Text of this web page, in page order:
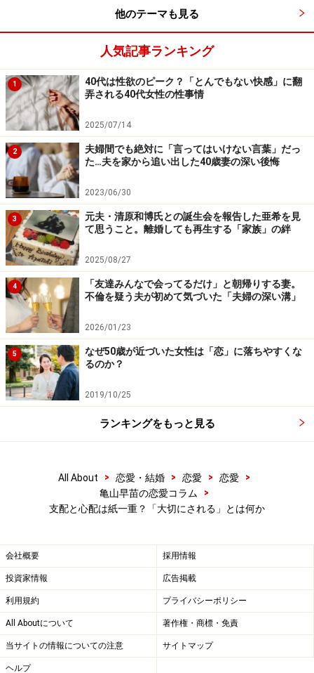
大切にしてくれるってことなんじゃない？』って。
結婚をはじめとする社会制度にすんなり溶け込める彼
と、“それが当たり前”ということにいちいちひっかかっ
てしまう私。その構図は自分でも理解しているんです。
でもそれと『彼に大切にされている』こととは別だと思
ってる。でも、友だちにそう言われるとそうなのかなと
気持ちが揺れてしまって……。私は大切にされていないの
か、と」
結婚したら女性が姓を変えるものだと思い込んでいた彼
の不勉強はともかくとして、相手を大事だと思うならす
べて相手の意見を聞き入れる、というものでもないと思
う。彼には彼の事情や意見があるはずだから。そこをい
かにすりあわせていくかが、相手を大切に思っているか
否かにつながるのではないだろうか。
他人から見れば「大切にされている」こと
が息苦しい
「彼は私のことをときどき『我が強すぎる』と言うんで
も思う。私は私という気持ちが強いのは自分でもわかっ
ているから。
私も会社員なので、なんとなくやりづらいなと思いなが
らも周りに合わせることは多々あります。仕事などで気
になることがあって彼に愚痴ると、彼は心配してその
他のテーマも見る
人気記事ランキング
1
40代は性欲のピーク？「とんでもない快感」に翻
弄される40代女性の性事情
2025/07/14
2
夫婦間でも絶対に「言ってはいけない言葉」だっ
た…夫を家から追い出した40歳妻の深い後悔
2023/06/30
3
元夫・清原和博氏との誕生会を報告した亜希を見
て思うこと。離婚しても再生する「家族」の絆
2025/08/27
4
「友達みんなで会ってるだけ」と朝帰りする妻。
不倫を疑う夫が初めて気づいた「夫婦の深い溝」
2026/01/23
5
なぜ50歳が近づいた女性は「恋」に落ちやすくな
るのか？
2019/10/25
ランキングをもっと見る
All About > 恋愛・結婚 > 恋愛 > 恋愛
>
亀山早苗の恋愛コラム
>
支配と心配は紙一重？「大切にされる」とは何か
会社概要 採用情報
投資家情報 広告掲載
利用規約 プライバシーポリシー
All Aboutについて 著作権・商標・免責
当サイトの情報についての注意 サイトマップ
ヘルプ